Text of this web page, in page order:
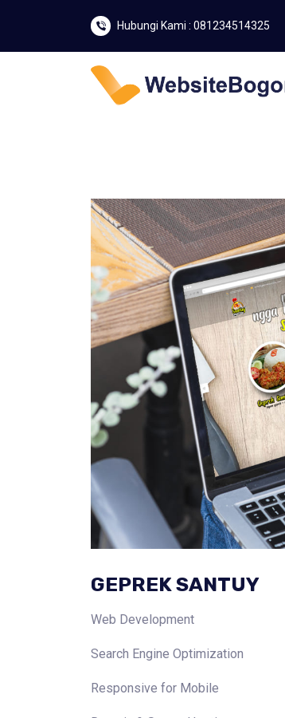
Hubungi Kami : 081234514325
GEPREK SANTUY
Web Development
Search Engine Optimization
Responsive for Mobile